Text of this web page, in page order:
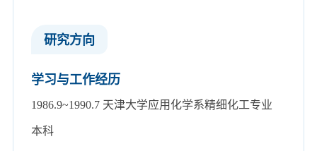
​研究方向
学习与工作经历
1986.9~1990.7 天津大学应用化学系精细化工专业
本科